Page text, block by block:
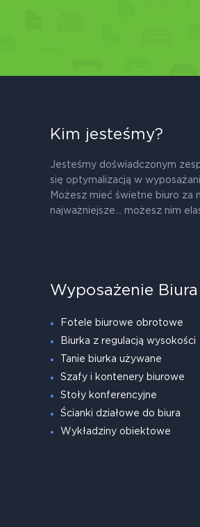
Kim jesteśmy?
Jesteśmy doświadczonym
się optymalizacją w
Możesz mieć świetne biuro za
najważniejsze... możesz nim
Wyposażenie Biura
Fotele biurowe obrotowe
Biurka z regulacją wysokości
Tanie biurka używane
Szafy i kontenery biurowe
Stoły konferencyjne
Ścianki działowe do biura
Wykładziny obiektowe